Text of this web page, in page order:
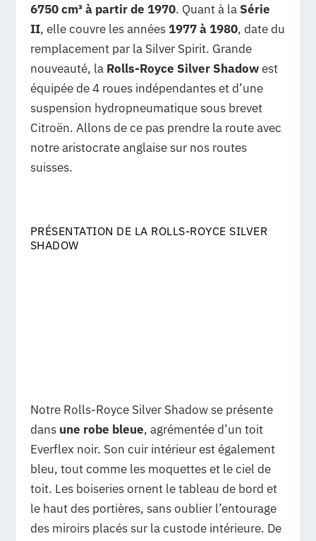
6750 cm³ à partir de 1970. Quant à la Série
II, elle couvre les années1977 à 1980, date du
remplacement par la Silver Spirit. Grande
nouveauté, la Rolls-Royce Silver Shadowest
équipée de 4 roues indépendantes et d’une
suspension hydropneumatique sous brevet
Citroën. Allons de ce pas prendre la route avec
notre aristocrate anglaise sur nos routes
suisses.
PRÉSENTATION DE LA ROLLS-ROYCE SILVER
SHADOW
Notre Rolls-Royce Silver Shadow se présente
dans une robe bleue, agrémentée d’un toit
Everflex noir. Son cuir intérieur est également
bleu, tout comme les moquettes et le ciel de
toit. Les boiseries ornent le tableau de bord et
le haut des portières, sans oublier l’entourage
des miroirs placés sur la custode intérieure. De